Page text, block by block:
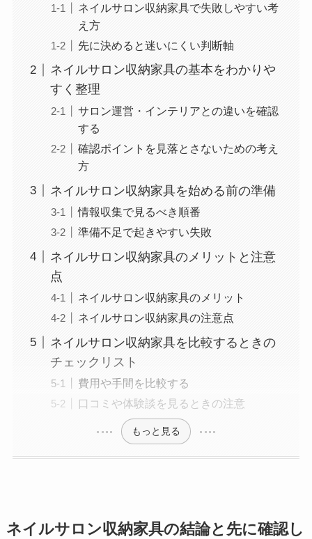
ネイルサロン収納家具で失敗しやすい考
え方
先に決めると迷いにくい判断軸
ネイルサロン収納家具の基本をわかりや
すく整理
サロン運営・インテリアとの違いを確認
する
確認ポイントを見落とさないための考え
方
ネイルサロン収納家具を始める前の準備
情報収集で見るべき順番
準備不足で起きやすい失敗
ネイルサロン収納家具のメリットと注意
点
ネイルサロン収納家具のメリット
ネイルサロン収納家具の注意点
ネイルサロン収納家具を比較するときの
チェックリスト
費用や手間を比較する
口コミや体験談を見るときの注意
もっと見る
ネイルサロン収納家具の結論と先に確認し